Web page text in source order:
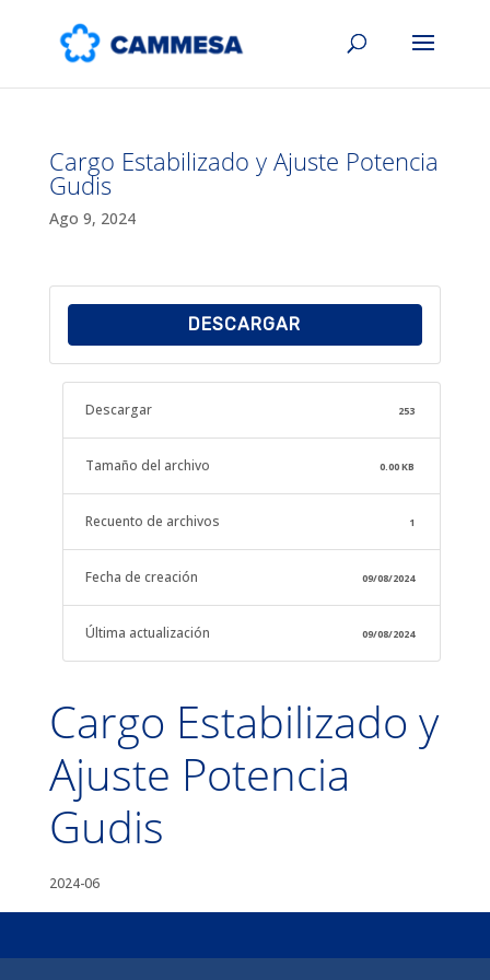
Cargo Estabilizado y Ajuste Potencia
Gudis
Ago 9, 2024
DESCARGAR
Descargar 253
Tamaño del archivo 0.00 KB
Recuento de archivos 1
Fecha de creación 09/08/2024
Última actualización 09/08/2024
Cargo Estabilizado y
Ajuste Potencia
Gudis
2024-06